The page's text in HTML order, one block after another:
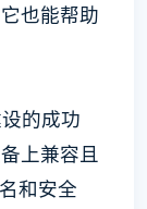
也能帮助
的成功
上兼容且
和安全